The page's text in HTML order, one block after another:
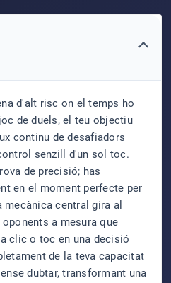
d'alt risc on el temps ho
de duels, el teu objectiu
continu de desafiadors
senzill d'un sol toc.
de precisió; has
en el moment perfecte per
central gira al
a mesura que
clic o toc en una decisió
de la teva capacitat
dubtar, transformant una